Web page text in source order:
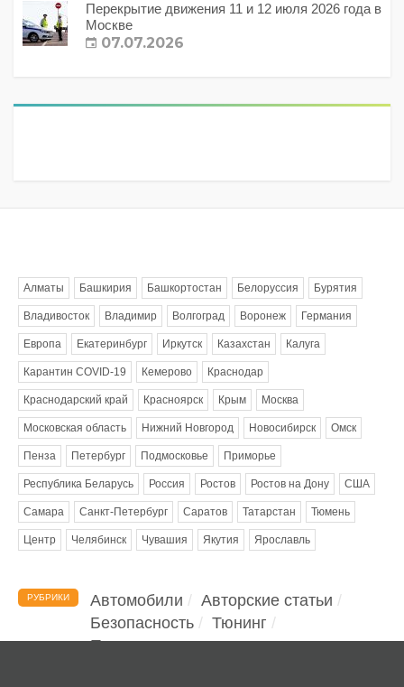
Перекрытие движения 11 и 12 июля 2026 года в
Москве
07.07.2026
Алматы Башкирия Башкортостан Белоруссия Бурятия
Владивосток Владимир Волгоград Воронеж Германия
Европа Екатеринбург Иркутск Казахстан Калуга
Карантин COVID-19 Кемерово Краснодар
Краснодарский край Красноярск Крым Москва
Московская область Нижний Новгород Новосибирск Омск
Пенза Петербург Подмосковье Приморье
Республика Беларусь Россия Ростов Ростов на Дону США
Самара Санкт-Петербург Саратов Татарстан Тюмень
Центр Челябинск Чувашия Якутия Ярославль
РУБРИКИ Автомобили
Авторские статьи
Безопасность
Тюнинг
Помощь водителю